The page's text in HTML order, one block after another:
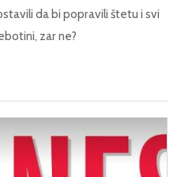
da bi popravili štetu i svi
zar ne?